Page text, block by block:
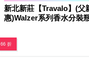
新北新莊【Travalo】(父
惠)Walzer系列香水分裝
66 折